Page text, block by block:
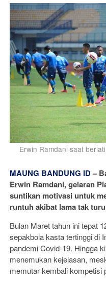
Erwin Ramdani saat
MAUNG BANDUNG ID–
Erwin Ramdani, gelaran
suntikan motivasi untuk
runtuh akibat lama tak
Bulan Maret tahun ini tepat
sepakbola kasta tertinggi di
pandemi Covid-19. Hingga
menemukan kejelasan,
memutar kembali kompetisi